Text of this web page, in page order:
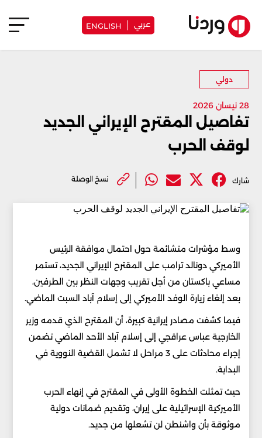
عربي ENGLISH
دولي
28 نيسان 2026
تفاصيل المقترح الإيراني الجديد
لوقف الحرب
شارك نسخ الوصلة
وسط مؤشرات متشائمة حول احتمال موافقة الرئيس
الأميركي دونالد ترامب على المقترح الإيراني الجديد، تستمر
مساعي باكستان من أجل تقريب وجهات النظر بين الطرفين،
بعد إلغاء زيارة الوفد الأميركي إلى إسلام آباد السبت الماضي.
فيما كشفت مصادر إيرانية كبيرة، أن المقترح الذي قدمه وزير
الخارجية عباس عراقجي إلى إسلام آباد الأحد الماضي تضمن
إجراء محادثات على 3 مراحل لا تشمل القضية النووية في
البداية.
حيث تمثلت الخطوة الأولى في المقترح في إنهاء الحرب
الأميركية الإسرائيلية على إيران، وتقديم ضمانات دولية
موثوقة بأن واشنطن لن تشعلها من جديد.